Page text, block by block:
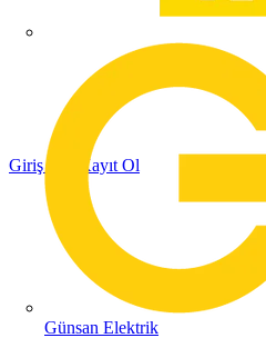
Günsan Elektrik
Giriş Yap Kayıt Ol